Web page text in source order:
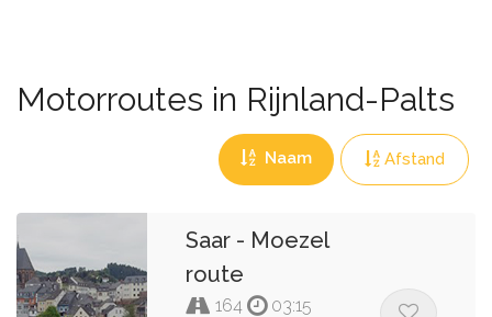
Motorroutes in Rijnland-Palts
Naam Afstand
Saar - Moezel
route
164
03:15